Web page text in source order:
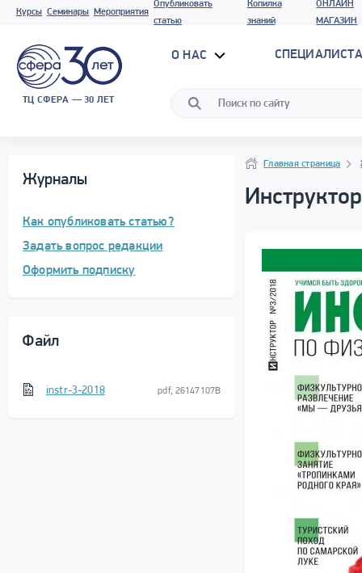
Курсы Семинары Мероприятия
Опубликовать
статью
Копилка
знаний
ОНЛАЙН
МАГАЗИН
ТЦ СФЕРА — 30 ЛЕТ
О НАС
Журналы
Как опубликовать статью?
Задать вопрос редакции
Оформить подписку
Файл
instr-3-2018 pdf, 26147107B
Навигация
НавигацияГлавная страница